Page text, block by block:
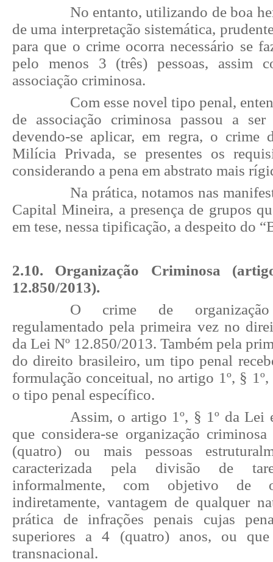
No entanto, utilizando de boa
de uma interpretação sistemática,
para que o crime ocorra necessário se
pelo menos 3 (três) pessoas, assim
associação criminosa.
Com esse novel tipo penal,
de associação criminosa passou a
devendo-se aplicar, em regra, o crime
Milícia Privada, se presentes os
considerando a pena em abstrato mais
Na prática, notamos nas
Capital Mineira, a presença de grupos
em tese, nessa tipificação, a despeito do
2.10. Organização Criminosa
12.850/2013).
O crime de
regulamentado pela primeira vez no
da Lei Nº 12.850/2013. Também pela
do direito brasileiro, um tipo penal
formulação conceitual, no artigo 1º, §
o tipo penal específico.
Assim, o artigo 1º, § 1º da Lei
que considera-se organização
(quatro) ou mais pessoas
caracterizada pela divisão de
informalmente, com objetivo de
indiretamente, vantagem de qualquer
prática de infrações penais cujas
superiores a 4 (quatro) anos, ou
transnacional.